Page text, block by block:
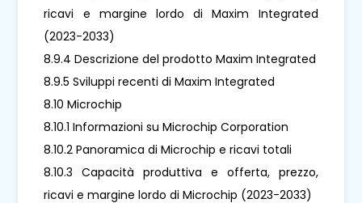
ricavi e margine lordo di Maxim Integrated
(2023-2033)
8.9.4 Descrizione del prodotto Maxim Integrated
8.9.5 Sviluppi recenti di Maxim Integrated
8.10 Microchip
8.10.1 Informazioni su Microchip Corporation
8.10.2 Panoramica di Microchip e ricavi totali
8.10.3 Capacità produttiva e offerta, prezzo,
ricavi e margine lordo di Microchip (2023-2033)